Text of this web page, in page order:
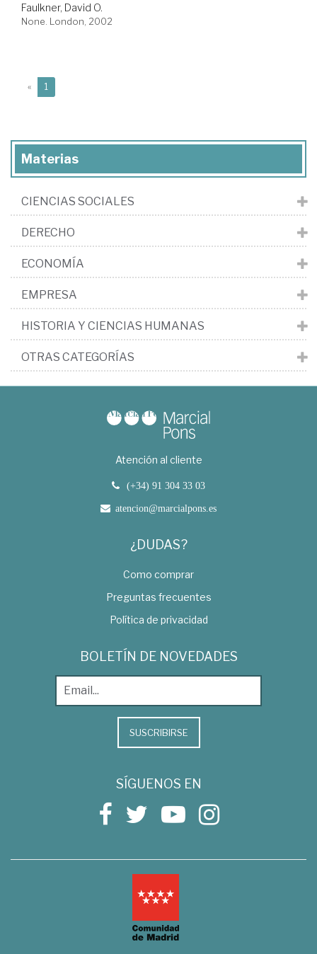
Faulkner, David O.
None. London, 2002
« 1
Materias
CIENCIAS SOCIALES
DERECHO
ECONOMÍA
EMPRESA
HISTORIA Y CIENCIAS HUMANAS
OTRAS CATEGORÍAS
Atención al cliente
(+34) 91 304 33 03
atencion@marcialpons.es
¿DUDAS?
Como comprar
Preguntas frecuentes
Política de privacidad
BOLETÍN DE NOVEDADES
SUSCRIBIRSE
SÍGUENOS EN